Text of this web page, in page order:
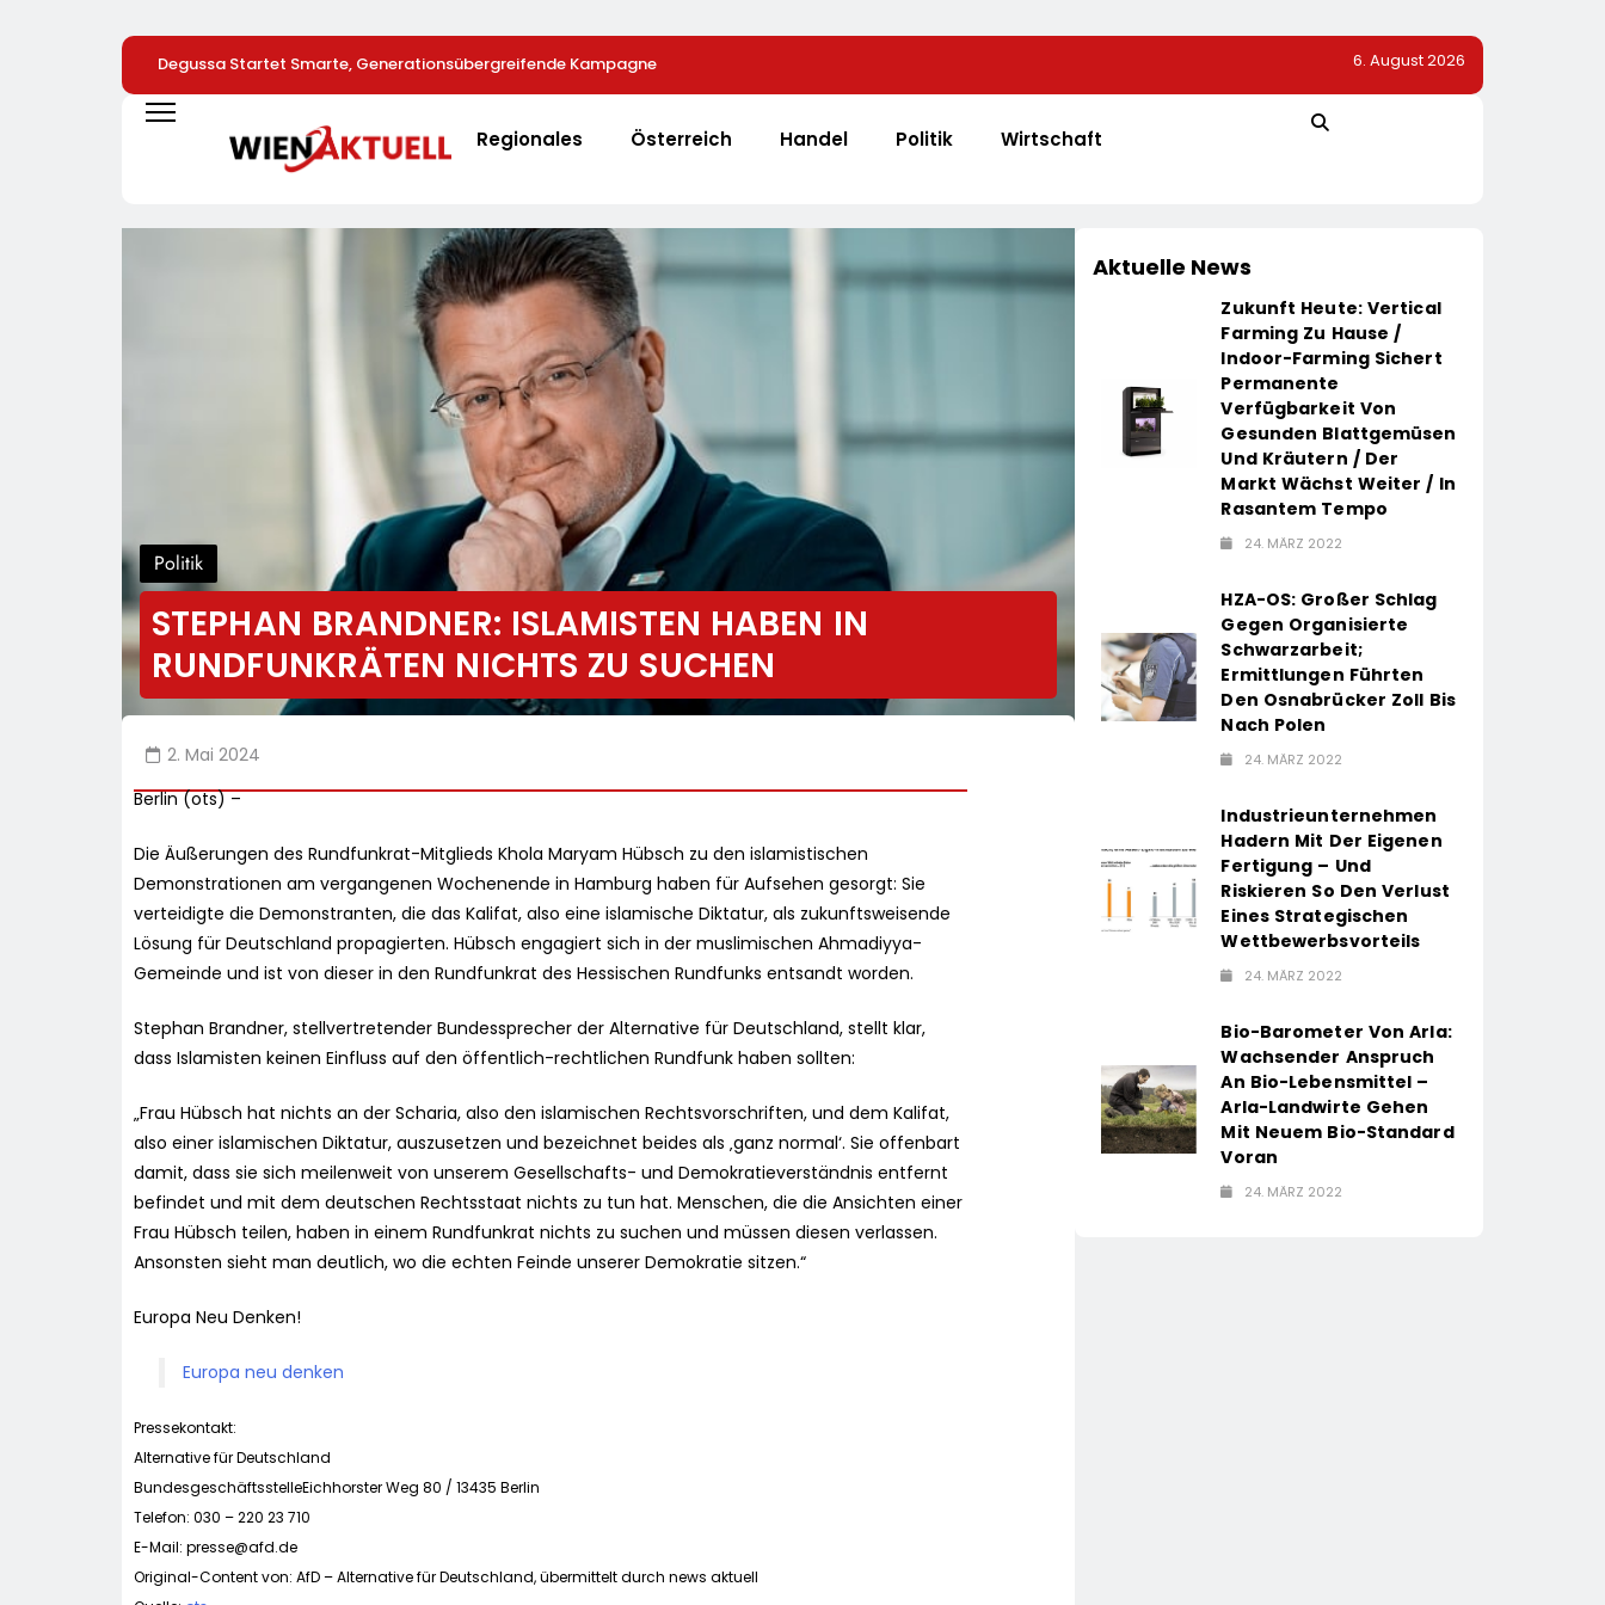
Degussa Startet Smarte, Generationsübergreifende Kampagne
Für Edelmetalle
Gestiegen / BA-Presseinfo Nr. 13
TÜV SÜD: So Finden Verbraucher Das Passende
Laserentfernungsmessgerät
6. August 2026
Regionales Österreich Handel Politik Wirtschaft
Politik
STEPHAN BRANDNER: ISLAMISTEN HABEN IN
RUNDFUNKRÄTEN NICHTS ZU SUCHEN
2. Mai 2024
Berlin (ots) –
Die Äußerungen des Rundfunkrat-Mitglieds Khola Maryam Hübsch zu den islamistischen
Demonstrationen am vergangenen Wochenende in Hamburg haben für Aufsehen gesorgt: Sie
verteidigte die Demonstranten, die das Kalifat, also eine islamische Diktatur, als zukunftsweisende
Lösung für Deutschland propagierten. Hübsch engagiert sich in der muslimischen Ahmadiyya-
Gemeinde und ist von dieser in den Rundfunkrat des Hessischen Rundfunks entsandt worden.
Stephan Brandner, stellvertretender Bundessprecher der Alternative für Deutschland, stellt klar,
dass Islamisten keinen Einfluss auf den öffentlich-rechtlichen Rundfunk haben sollten:
„Frau Hübsch hat nichts an der Scharia, also den islamischen Rechtsvorschriften, und dem Kalifat,
also einer islamischen Diktatur, auszusetzen und bezeichnet beides als ‚ganz normal‘. Sie offenbart
damit, dass sie sich meilenweit von unserem Gesellschafts- und Demokratieverständnis entfernt
befindet und mit dem deutschen Rechtsstaat nichts zu tun hat. Menschen, die die Ansichten einer
Frau Hübsch teilen, haben in einem Rundfunkrat nichts zu suchen und müssen diesen verlassen.
Ansonsten sieht man deutlich, wo die echten Feinde unserer Demokratie sitzen.“
Europa Neu Denken!
Europa neu denken
Pressekontakt:
Alternative für Deutschland
BundesgeschäftsstelleEichhorster Weg 80 / 13435 Berlin
Telefon: 030 – 220 23 710
E-Mail: presse@afd.de
Original-Content von: AfD – Alternative für Deutschland, übermittelt durch news aktuell
Aktuelle News
Zukunft Heute: Vertical
Farming Zu Hause /
Indoor-Farming Sichert
Permanente
Verfügbarkeit Von
Gesunden Blattgemüsen
Und Kräutern / Der
Markt Wächst Weiter / In
Rasantem Tempo
24. MÄRZ 2022
HZA-OS: Großer Schlag
Gegen Organisierte
Schwarzarbeit;
Ermittlungen Führten
Den Osnabrücker Zoll Bis
Nach Polen
24. MÄRZ 2022
Industrieunternehmen
Hadern Mit Der Eigenen
Fertigung – Und
Riskieren So Den Verlust
Eines Strategischen
Wettbewerbsvorteils
24. MÄRZ 2022
Bio-Barometer Von Arla:
Wachsender Anspruch
An Bio-Lebensmittel –
Arla-Landwirte Gehen
Mit Neuem Bio-Standard
Voran
24. MÄRZ 2022